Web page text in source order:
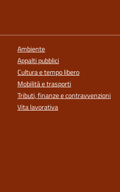
Ambiente
Appalti pubblici
Cultura e tempo libero
Mobilità e trasporti
Tributi, finanze e contravvenzioni
Vita lavorativa